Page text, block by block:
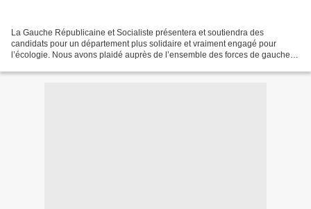
La Gauche Républicaine et Socialiste présentera et soutiendra des
candidats pour un département plus solidaire et vraiment engagé pour
l’écologie. Nous avons plaidé auprès de l’ensemble des forces de gauche et